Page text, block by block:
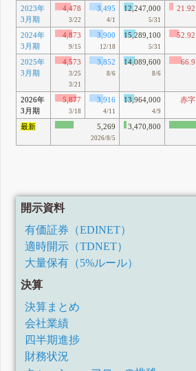
2023年
3月期
4,478
3/22
3,495
4/1
12,247,000
5/31
21.92
2024年
3月期
4,873
9/15
3,900
12/18
15,289,100
5/31
52.92
2025年
3月期
4,573
3/25
3/21
3,852
8/6
14,089,600
8/6
66.9
2026年
3月期
5,877
3/18
3,916
4/11
13,964,000
4/9
赤字
最新 5,269
2026/8/5
3,470,800
開示資料
有価証券（EDINET）
適時開示（TDNET）
大量保有（5%ルール）
決算
決算まとめ
会社業績
四半期進捗
財務状況